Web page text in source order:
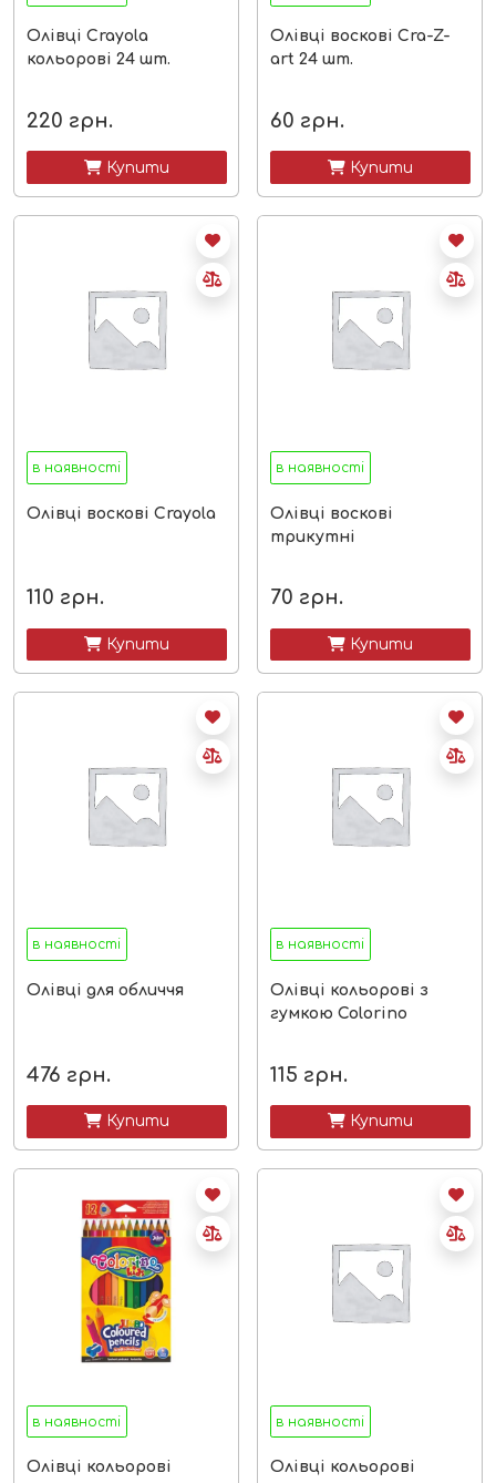
Олівці Crayola
кольорові 24 шт.
220 грн.
 Купити
Олівці воскові Cra-Z-
art 24 шт.
60 грн.
 Купити
в наявності
Олівці воскові Crayola
110 грн.
 Купити
в наявності
Олівці воскові
трикутні
70 грн.
 Купити
в наявності
Олівці для обличчя
476 грн.
 Купити
в наявності
Олівці кольорові з
гумкою Colorino
115 грн.
 Купити
в наявності
Олівці кольорові
в наявності
Олівці кольорові